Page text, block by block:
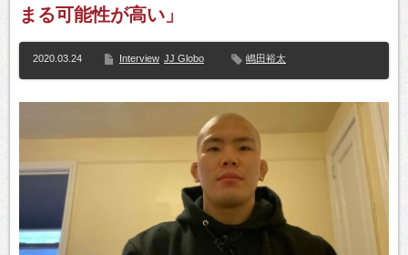
まる可能性が高い」
2020.03.24 Interview JJ Globo 嶋田裕太